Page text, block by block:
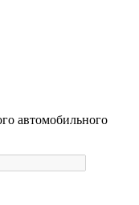
автомобильного